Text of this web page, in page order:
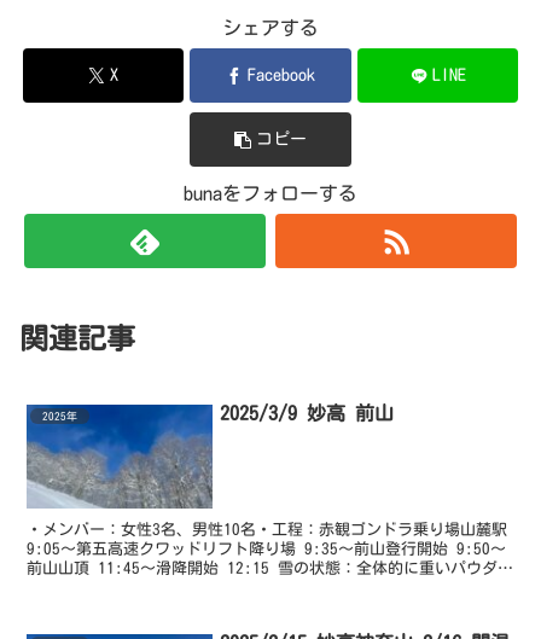
シェアする
X Facebook LINE
コピー
bunaをフォローする
関連記事
2025年 2025/3/9 妙高 前山
・メンバー：女性3名、男性10名・工程：赤観ゴンドラ乗り場山麓駅
9:05～第五高速クワッドリフト降り場 9:35～前山登行開始 9:50～
前山山頂 11:45～滑降開始 12:15 雪の状態：全体的に重いパウダー